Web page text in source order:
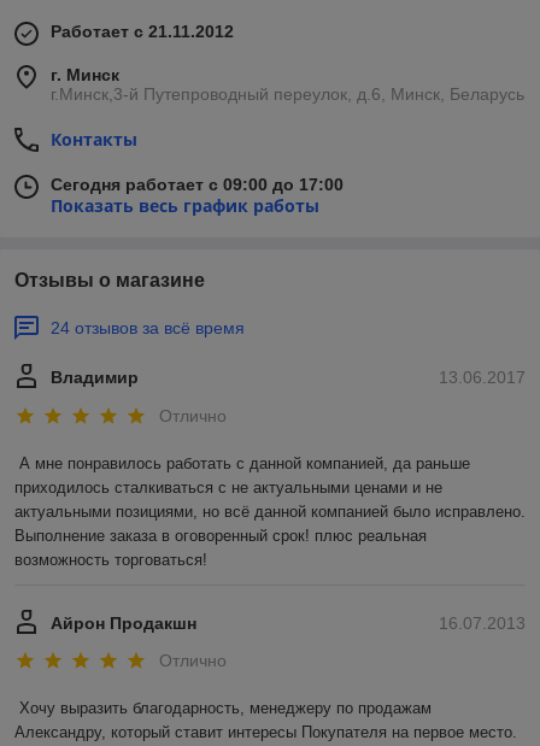
Работает с 21.11.2012
г. Минск
г.Минск,3-й Путепроводный переулок, д.6, Минск, Беларусь
Контакты
Сегодня работает с 09:00 до 17:00
Показать весь график работы
Отзывы о магазине
24 отзывов за всё время
13.06.2017
Владимир
Отлично
А мне понравилось работать с данной компанией, да раньше
приходилось сталкиваться с не актуальными ценами и не
актуальными позициями, но всё данной компанией было исправлено.
Выполнение заказа в оговоренный срок! плюс реальная
возможность торговаться!
16.07.2013
Айрон Продакшн
Отлично
Хочу выразить благодарность, менеджеру по продажам
Александру, который ставит интересы Покупателя на первое место.